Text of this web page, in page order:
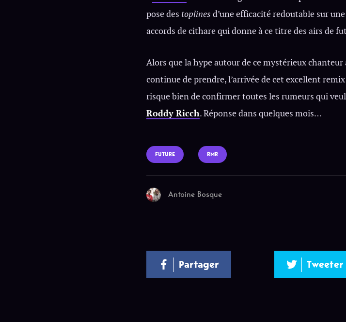
pose des toplines d’une efficacité redoutable sur
accords de cithare qui donne à ce titre des airs de
Alors que la hype autour de ce mystérieux chanteur
continue de prendre, l’arrivée de cet excellent
risque bien de confirmer toutes les rumeurs qui
Roddy Ricch. Réponse dans quelques mois…
FUTURE RMR
Antoine Bosque
Partager Tweeter